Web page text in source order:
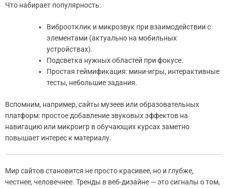
Что набирает популярность:
Виброотклик и микрозвук при взаимодействии с
элементами (актуально на мобильных
устройствах).
Подсветка нужных областей при фокусе.
Простая геймификация: мини-игры, интерактивные
тесты, небольшие задания.
Вспомним, например, сайты музеев или образовательных
платформ: простое добавление звуковых эффектов на
навигацию или микроигр в обучающих курсах заметно
повышает интерес к материалу.
Мир сайтов становится не просто красивее, но и глубже,
честнее, человечнее. Тренды в веб-дизайне — это сигналы о том,